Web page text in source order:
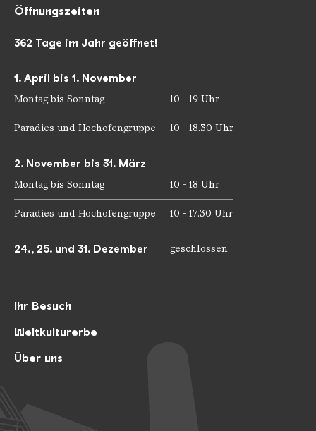
Ihr Besuch
Weltkulturerbe
Über uns
Öffnungszeiten
362 Tage im Jahr geöffnet!
1. April bis 1. November
Montag bis Sonntag 10 - 19 Uhr
Paradies und Hochofengruppe 10 - 18.30 Uhr
2. November bis 31. März
Montag bis Sonntag 10 - 18 Uhr
Paradies und Hochofengruppe 10 - 17.30 Uhr
24., 25. und 31. Dezember geschlossen